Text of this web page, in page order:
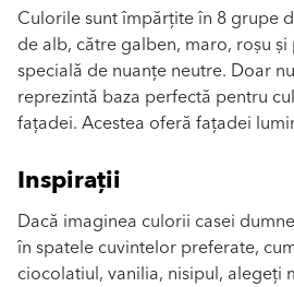
Culorile sunt împărțite în 8 grupe
de alb, către galben, maro, roșu
specială de nuanțe neutre. Doar
reprezintă baza perfectă pentru
fațadei. Acestea oferă fațadei
Inspirații
Dacă imaginea culorii casei
în spatele cuvintelor preferate,
ciocolatiul, vanilia, nisipul, alegeți